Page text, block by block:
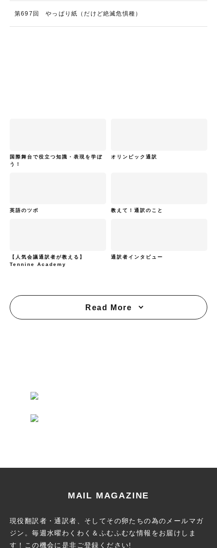
第697回 やっぱり紙（だけど絶滅危惧種）
国際舞台で役立つ知識・表現を学ぼ
う！
オリンピック通訳
英語のツボ 教えて！通訳のこと
【人気会議通訳者が教える】
Tennine Academy
通訳者インタビュー
Read More
MAIL MAGAZINE
現役翻訳者・通訳者、そしてその卵たちの為のメールマガ
ジン。毎週水曜わくわく＆ふむふむな情報をお届けしま
す！この機会に 是非ご登録ください!